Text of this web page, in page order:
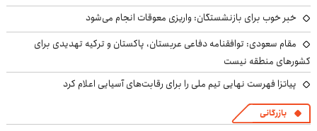
خبر خوب برای بازنشستگان: واریزی معوقات انجام می‌شود
مقام سعودی: توافقنامه دفاعی عربستان، پاکستان و ترکیه تهدیدی برای
کشورهای منطقه نیست
پیاتزا فهرست نهایی تیم ملی را برای رقابت‌های آسیایی اعلام کرد
بازرگانی